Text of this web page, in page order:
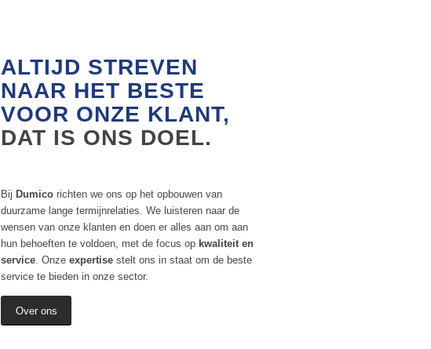
ALTIJD STREVEN
NAAR HET BESTE
VOOR ONZE KLANT,
DAT IS ONS DOEL.
Bij Dumico richten we ons op het opbouwen van
duurzame lange termijnrelaties. We luisteren naar de
wensen van onze klanten en doen er alles aan om aan
hun behoeften te voldoen, met de focus op kwaliteit en
service. Onze expertise stelt ons in staat om de beste
service te bieden in onze sector.
Over ons